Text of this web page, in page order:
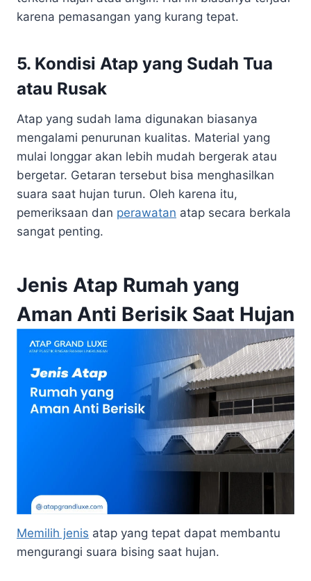
karena pemasangan yang kurang tepat.
5. Kondisi Atap yang Sudah Tua
atau Rusak
Atap yang sudah lama digunakan biasanya
mengalami penurunan kualitas. Material yang
mulai longgar akan lebih mudah bergerak atau
bergetar. Getaran tersebut bisa menghasilkan
suara saat hujan turun. Oleh karena itu,
pemeriksaan dan perawatan atap secara berkala
sangat penting.
Jenis Atap Rumah yang
Aman Anti Berisik Saat Hujan
Memilih jenis atap yang tepat dapat membantu
mengurangi suara bising saat hujan.